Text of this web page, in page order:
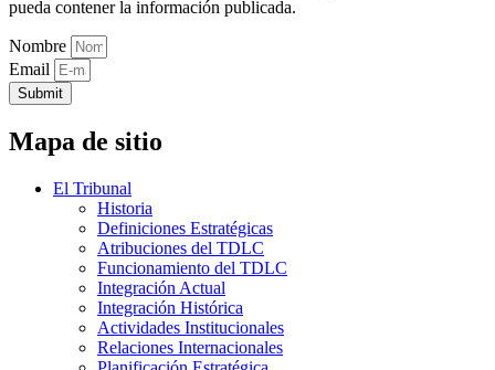
pueda contener la información publicada.
Nombre
Email
Submit
Mapa de sitio
El Tribunal
Historia
Definiciones Estratégicas
Atribuciones del TDLC
Funcionamiento del TDLC
Integración Actual
Integración Histórica
Actividades Institucionales
Relaciones Internacionales